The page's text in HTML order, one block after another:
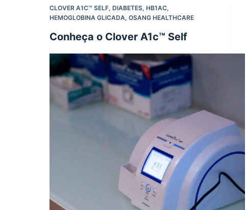
CLOVER A1C™ SELF,DIABETES,HB1AC,
HEMOGLOBINA GLICADA,OSANG HEALTHCARE
Conheça o Clover A1c™ Self